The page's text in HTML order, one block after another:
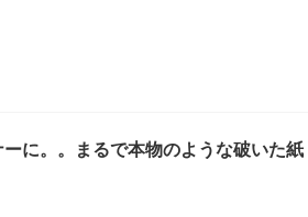
に。。まるで本物のような破いた紙